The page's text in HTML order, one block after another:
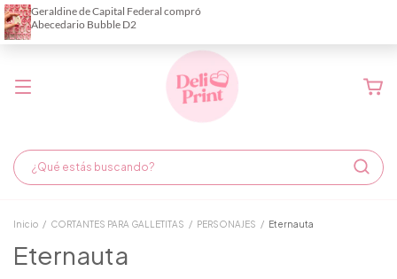
Demora de fabricación hasta 6 días hábiles
Inicio / CORTANTES PARA GALLETITAS / PERSONAJES / Eternauta
Eternauta